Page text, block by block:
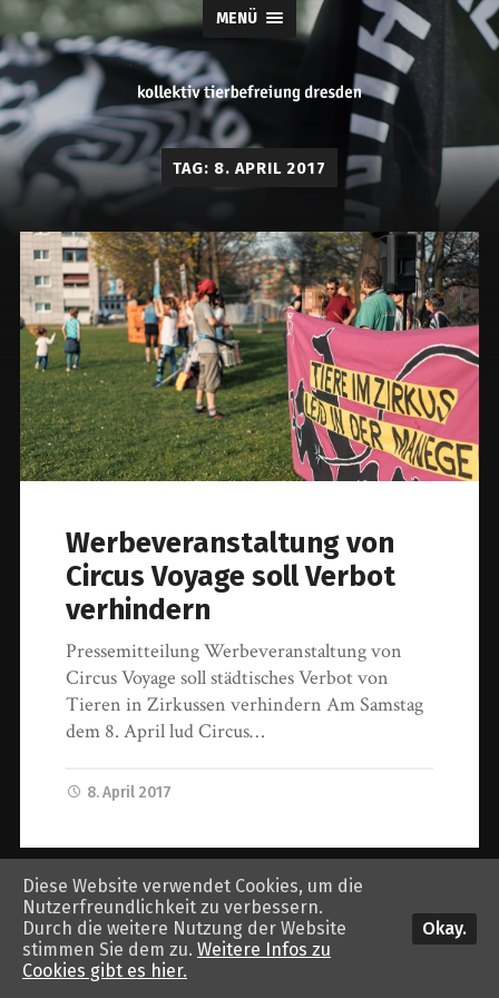
MENÜ
tierbefreiung
dresden
TAG: 8. APRIL 2017
Werbeveranstaltung von
Circus Voyage soll Verbot
verhindern
Pressemitteilung Werbeveranstaltung von
Circus Voyage soll städtisches Verbot von
Tieren in Zirkussen verhindern Am Samstag
dem 8. April lud Circus…
8. April 2017
© 2026tierbefreiung dresden. Theme vonAnders Norén
Diese Website verwendet Cookies, um die
Nutzerfreundlichkeit zu verbessern.
Durch die weitere Nutzung der Website
stimmen Sie dem zu. Weitere Infos zu
Cookies gibt es hier.
Okay.